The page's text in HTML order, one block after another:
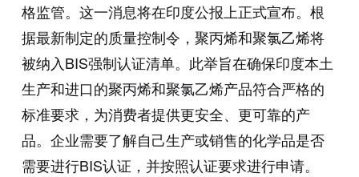
格监管。这一消息将在印度公报上正式宣布。根
据最新制定的质量控制令，聚丙烯和聚氯乙烯将
被纳入BIS强制认证清单。此举旨在确保印度本土
生产和进口的聚丙烯和聚氯乙烯产品符合严格的
标准要求，为消费者提供更安全、更可靠的产
品。企业需要了解自己生产或销售的化学品是否
需要进行BIS认证，并按照认证要求进行申请。